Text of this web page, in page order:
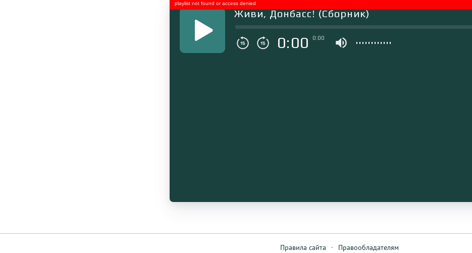
Живи, Донбасс! (Сборник)
0:00 0:00
playlist not found or access denied
Правила сайта · Правообладателям